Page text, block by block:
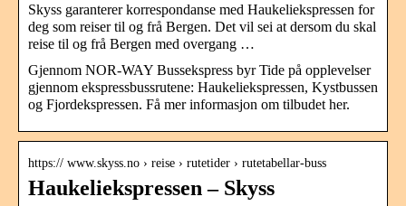
Skyss garanterer korrespondanse med Haukeliekspressen for
deg som reiser til og frå Bergen. Det vil sei at dersom du skal
reise til og frå Bergen med overgang …
Gjennom NOR-WAY Bussekspress byr Tide på opplevelser
gjennom ekspressbussrutene: Haukeliekspressen, Kystbussen
og Fjordekspressen. Få mer informasjon om tilbudet her.
https:// www.skyss.no › reise › rutetider › rutetabellar-buss
Haukeliekspressen – Skyss